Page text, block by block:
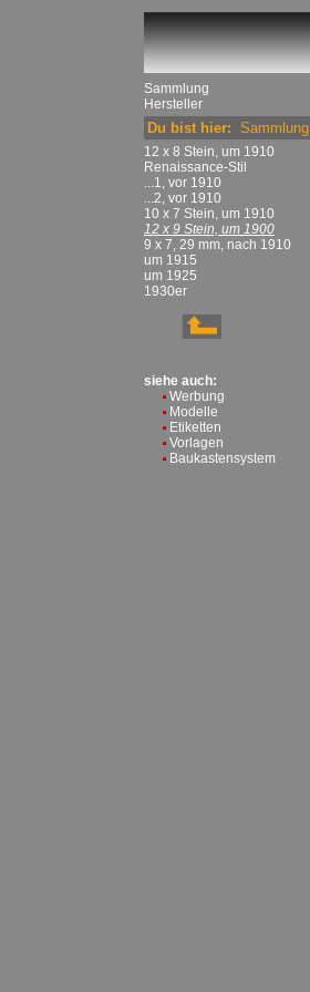
Sammlung
Hersteller
Du bist hier: Sammlung
12 x 8 Stein, um 1910
Renaissance-Stil
...1, vor 1910
...2, vor 1910
10 x 7 Stein, um 1910
12 x 9 Stein, um 1900
9 x 7, 29 mm, nach 1910
um 1915
um 1925
1930er
siehe auch:
Werbung
Modelle
Etiketten
Vorlagen
Baukastensystem